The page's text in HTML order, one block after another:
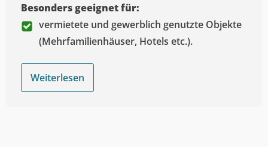
Besonders geeignet für:
vermietete und gewerblich genutzte Objekte
(Mehrfamilienhäuser, Hotels etc.).
Weiterlesen